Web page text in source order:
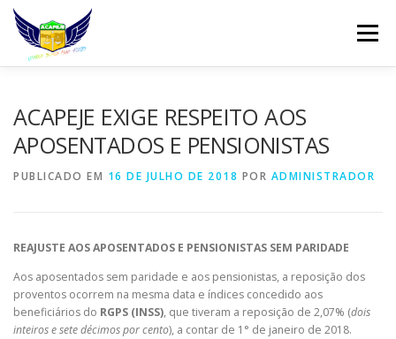
Pular
para
conteúdo
Menu
ACAPEJE EXIGE RESPEITO AOS
APOSENTADOS E PENSIONISTAS
PUBLICADO EM 16 DE JULHO DE 2018 POR ADMINISTRADOR
REAJUSTE AOS APOSENTADOS E PENSIONISTAS SEM PARIDADE
Aos aposentados sem paridade e aos pensionistas, a reposição dos
proventos ocorrem na mesma data e índices concedido aos
beneficiários do RGPS (INSS), que tiveram a reposição de 2,07% (dois
inteiros e sete décimos por cento), a contar de 1° de janeiro de 2018.